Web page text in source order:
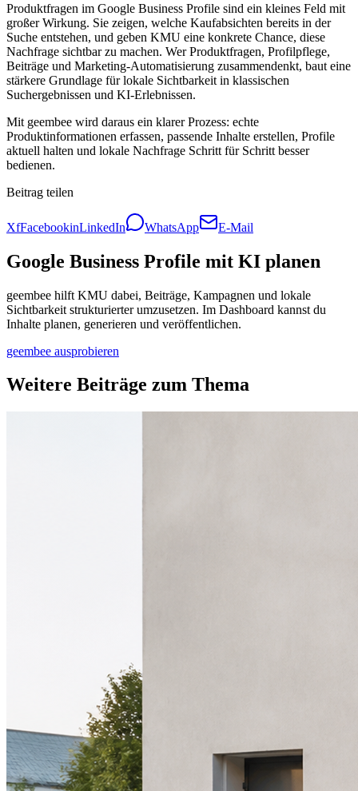
Produktfragen im Google Business Profile sind ein kleines Feld mit
großer Wirkung. Sie zeigen, welche Kaufabsichten bereits in der
Suche entstehen, und geben KMU eine konkrete Chance, diese
Nachfrage sichtbar zu machen. Wer Produktfragen, Profilpflege,
Beiträge und Marketing-Automatisierung zusammendenkt, baut eine
stärkere Grundlage für lokale Sichtbarkeit in klassischen
Suchergebnissen und KI-Erlebnissen.
Mit geembee wird daraus ein klarer Prozess: echte
Produktinformationen erfassen, passende Inhalte erstellen, Profile
aktuell halten und lokale Nachfrage Schritt für Schritt besser
bedienen.
Beitrag teilen
XfFacebookinLinkedIn WhatsApp E-Mail
Google Business Profile mit KI planen
geembee hilft KMU dabei, Beiträge, Kampagnen und lokale
Sichtbarkeit strukturierter umzusetzen. Im Dashboard kannst du
Inhalte planen, generieren und veröffentlichen.
geembee ausprobieren
Weitere Beiträge zum Thema